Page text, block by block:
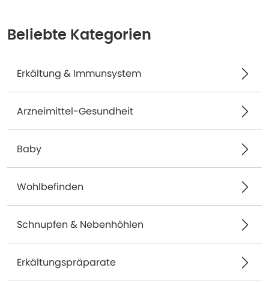
Beliebte Kategorien
Erkältung & Immunsystem
Arzneimittel-Gesundheit
Baby
Wohlbefinden
Schnupfen & Nebenhöhlen
Erkältungspräparate